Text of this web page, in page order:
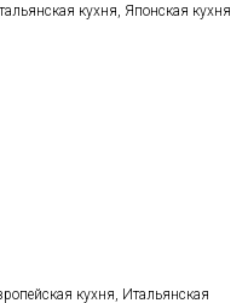
кухня, Японская кухня
кухня, Итальянская